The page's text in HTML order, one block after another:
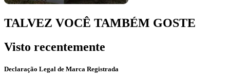
TALVEZ VOCÊ TAMBÉM GOSTE
Visto recentemente
Declaração Legal de Marca Registrada